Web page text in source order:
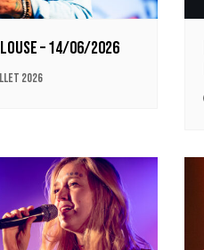
– 14/06/2026
2026